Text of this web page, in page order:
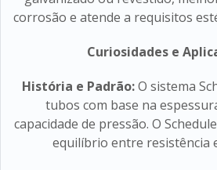
corrosão e atende a requisitos
Curiosidades e
História e Padrão:O sistema
tubos com base na
capacidade de pressão. O
equilíbrio entre resistência